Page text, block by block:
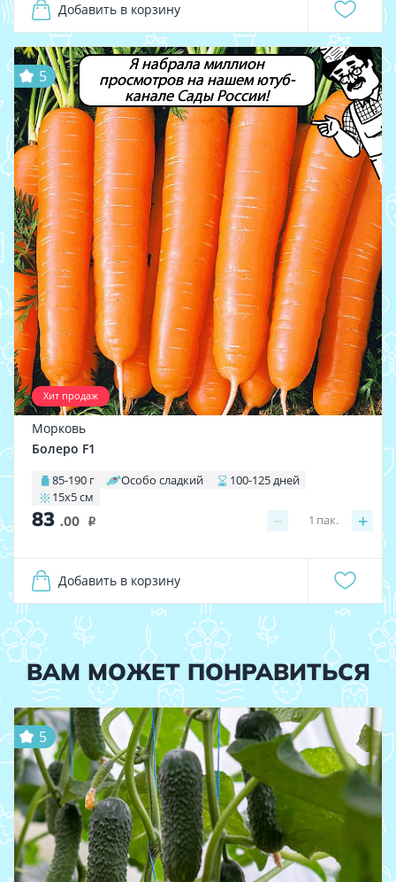
Добавить в корзину
Я набрала миллион
просмотров на нашем ютуб-
канале Сады России!
Хит продаж
5
Морковь
Болеро F1
85-190 г Особо сладкий
100-125 дней
15х5 см
83 .00 i − +
1 пак.
Добавить в корзину
ВАМ МОЖЕТ ПОНРАВИТЬСЯ
5